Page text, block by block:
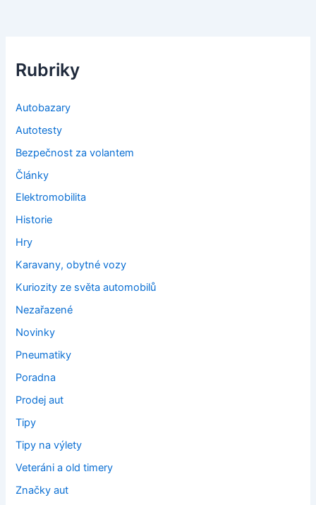
Rubriky
Autobazary
Autotesty
Bezpečnost za volantem
Články
Elektromobilita
Historie
Hry
Karavany, obytné vozy
Kuriozity ze světa automobilů
Nezařazené
Novinky
Pneumatiky
Poradna
Prodej aut
Tipy
Tipy na výlety
Veteráni a old timery
Značky aut